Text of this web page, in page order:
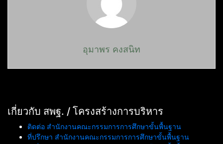
อุมาพร คงสนิท
เกี่ยวกับ สพฐ. / โครงสร้างการบริหาร
ติดต่อ สำนักงานคณะกรรมการการศึกษาขั้นพื้นฐาน
ที่ปรึกษา สำนักงานคณะกรรมการการศึกษาขั้นพื้นฐาน